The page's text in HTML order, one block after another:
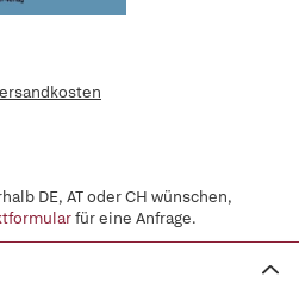
DE, AT oder CH wünschen,
für eine Anfrage.